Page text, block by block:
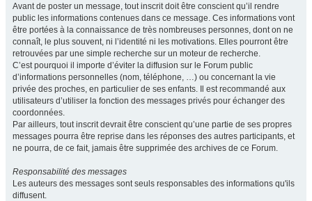
Avant de poster un message, tout inscrit doit être conscient qu’il rendre
public les informations contenues dans ce message. Ces informations vont
être portées à la connaissance de très nombreuses personnes, dont on ne
connaît, le plus souvent, ni l’identité ni les motivations. Elles pourront être
retrouvées par une simple recherche sur un moteur de recherche.
C’est pourquoi il importe d’éviter la diffusion sur le Forum public
d’informations personnelles (nom, téléphone, …) ou concernant la vie
privée des proches, en particulier de ses enfants. Il est recommandé aux
utilisateurs d’utiliser la fonction des messages privés pour échanger des
coordonnées.
Par ailleurs, tout inscrit devrait être conscient qu’une partie de ses propres
messages pourra être reprise dans les réponses des autres participants, et
ne pourra, de ce fait, jamais être supprimée des archives de ce Forum.
Responsabilité des messages
Les auteurs des messages sont seuls responsables des informations qu'ils
diffusent.